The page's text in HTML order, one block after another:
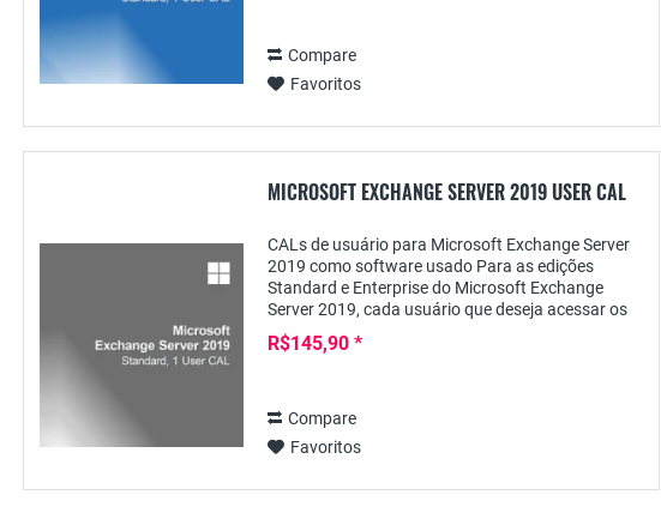
Compare
Favoritos
MICROSOFT EXCHANGE SERVER 2019 USER CAL
CALs de usuário para Microsoft Exchange Server
2019 como software usado Para as edições
Standard e Enterprise do Microsoft Exchange
Server 2019, cada usuário que deseja acessar os
serviços do servidor requer uma licença de acesso
de...
R$145,90 *
Compare
Favoritos